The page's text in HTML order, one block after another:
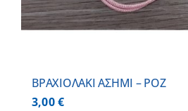
BΡΑΧΙΟΛΑΚΙ ΑΣΗΜΙ – ΡΟΖ
3,00€